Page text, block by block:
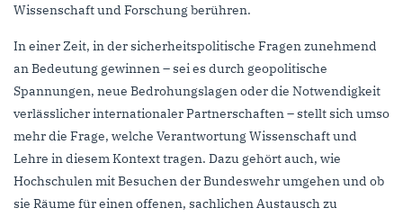
Wissenschaft und Forschung berühren.
In einer Zeit, in der sicherheitspolitische Fragen zunehmend
an Bedeutung gewinnen – sei es durch geopolitische
Spannungen, neue Bedrohungslagen oder die Notwendigkeit
verlässlicher internationaler Partnerschaften – stellt sich umso
mehr die Frage, welche Verantwortung Wissenschaft und
Lehre in diesem Kontext tragen. Dazu gehört auch, wie
Hochschulen mit Besuchen der Bundeswehr umgehen und ob
sie Räume für einen offenen, sachlichen Austausch zu